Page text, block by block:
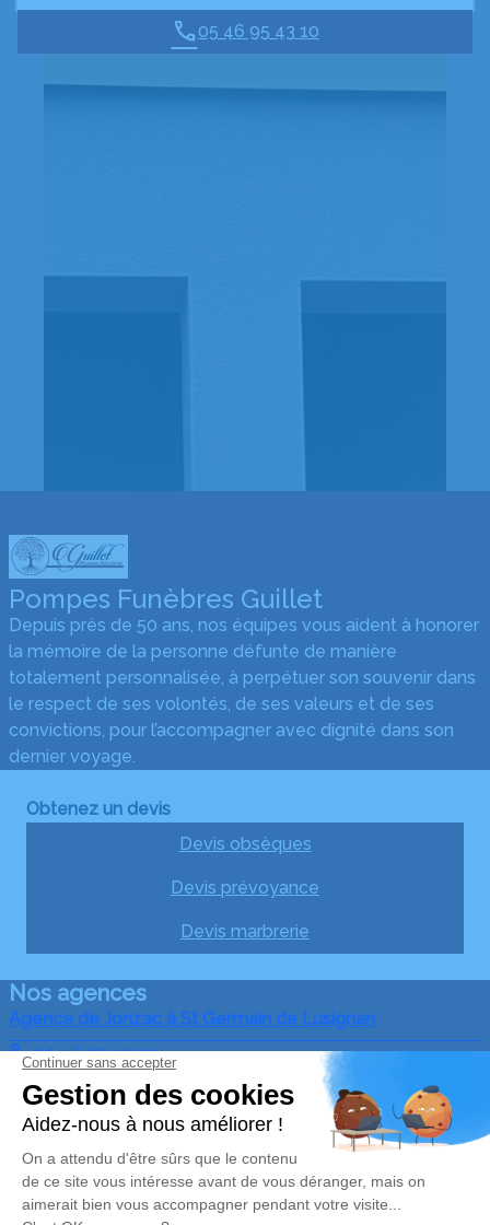
05 46 95 43 10
Pompes Funèbres Guillet
Depuis près de 50 ans, nos équipes vous aident à honorer
la mémoire de la personne défunte de manière
totalement personnalisée, à perpétuer son souvenir dans
le respect de ses volontés, de ses valeurs et de ses
convictions, pour l’accompagner avec dignité dans son
dernier voyage.
Obtenez un devis
Devis obsèques
Devis prévoyance
Devis marbrerie
Nos agences
Agence de Jonzac à St Germain de Lusignan
05 46 95 43 10
pf@guillet17.com
19 Route de Saint-Genis - 17500 - Saint-Germain-de-
Lusignan
4.9/5 - 108 avis
Agence de Mirambeau à Consac